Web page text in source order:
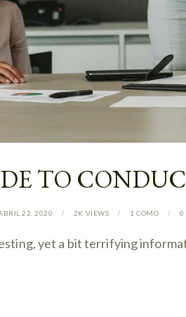
TO
22, 2020 2K VIEWS 1 COMO 0
yet a bit terrifying